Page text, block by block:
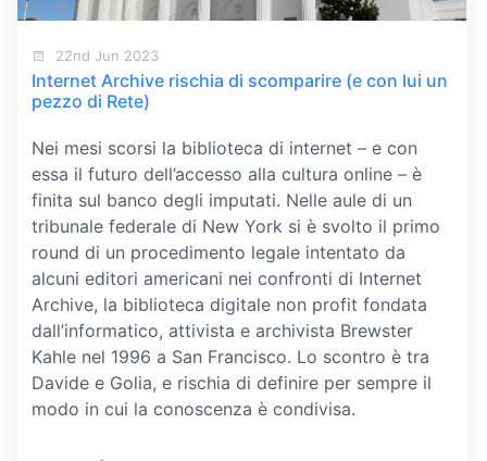
22nd Jun 2023
Internet Archive rischia di scomparire (e con lui un
pezzo di Rete)
Nei mesi scorsi la biblioteca di internet – e con
essa il futuro dell’accesso alla cultura online – è
finita sul banco degli imputati. Nelle aule di un
tribunale federale di New York si è svolto il primo
round di un procedimento legale intentato da
alcuni editori americani nei confronti di Internet
Archive, la biblioteca digitale non profit fondata
dall’informatico, attivista e archivista Brewster
Kahle nel 1996 a San Francisco. Lo scontro è tra
Davide e Golia, e rischia di definire per sempre il
modo in cui la conoscenza è condivisa.